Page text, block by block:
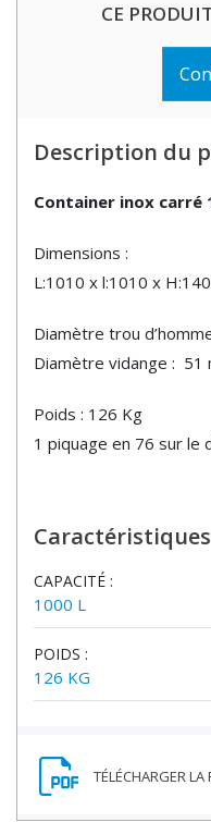
CE
Description du
Container inox carré
Dimensions :
L:1010 x l:1010 x
Diamètre trou
Diamètre vidange : 51
Poids : 126 Kg
1 piquage en 76 sur le
CAPACITÉ :
1000 L
POIDS :
126 KG